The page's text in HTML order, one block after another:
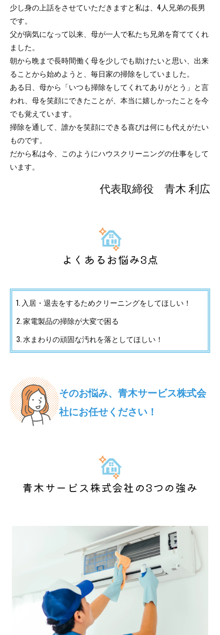
少し身の上話をさせていただきますと私は、4人兄弟の長男
です。
父が病気になって以来、母が一人で私たち兄弟を育ててくれ
ました。
朝から晩まで長時間働く母を少しでも助けたいと思い、出来
ることから始めようと、毎日家の掃除をしていました。
ある日、母から「いつも掃除をしてくれてありがとう」と言
われ、母を笑顔にできたことが、本当に嬉しかったことを今
でも覚えています。
掃除を通して、誰かを笑顔にできる喜びは何にも代えがたい
ものです。
だから私は今、このようにハウスクリーニングの仕事をして
います。
代表取締役 青木 利広
よくあるお悩み3点
1. 入居・退去をするためクリーニングをしてほしい！
2. 家電製品の掃除が大変で困る
3. 水まわりの頑固な汚れを落としてほしい！
そのお悩み、青木サービス株式会
社にお任せください！
青木サービス株式会社の3つの強み